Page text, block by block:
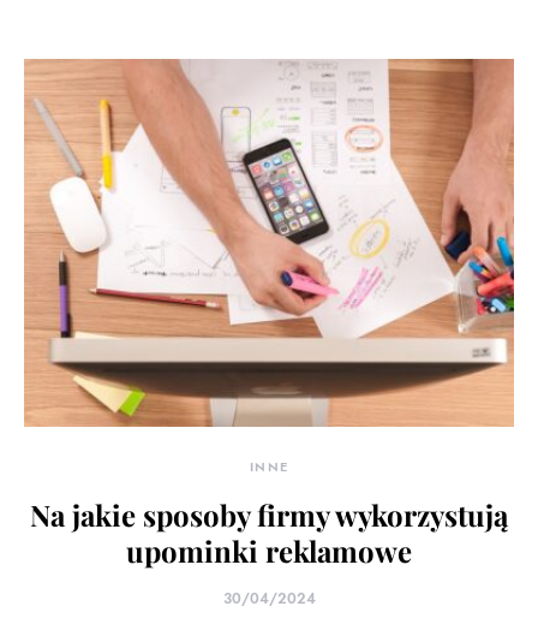
INNE
Na jakie sposoby firmy wykorzystują
upominki reklamowe
30/04/2024